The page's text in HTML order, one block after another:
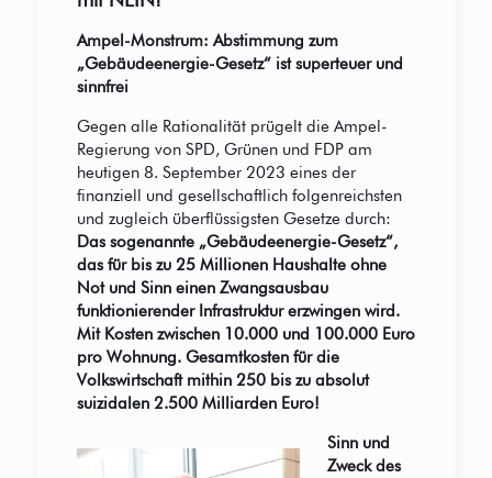
Ampel-Monstrum: Abstimmung zum
„Gebäudeenergie-Gesetz“ ist superteuer und
sinnfrei
Gegen alle Rationalität prügelt die Ampel-
Regierung von SPD, Grünen und FDP am
heutigen 8. September 2023 eines der
finanziell und gesellschaftlich folgenreichsten
und zugleich überflüssigsten Gesetze durch:
Das sogenannte „Gebäudeenergie-Gesetz“,
das für bis zu 25 Millionen Haushalte ohne
Not und Sinn einen Zwangsausbau
funktionierender Infrastruktur erzwingen wird.
Mit Kosten zwischen 10.000 und 100.000 Euro
pro Wohnung. Gesamtkosten für die
Volkswirtschaft mithin 250 bis zu absolut
suizidalen 2.500 Milliarden Euro!
Sinn und
Zweck des